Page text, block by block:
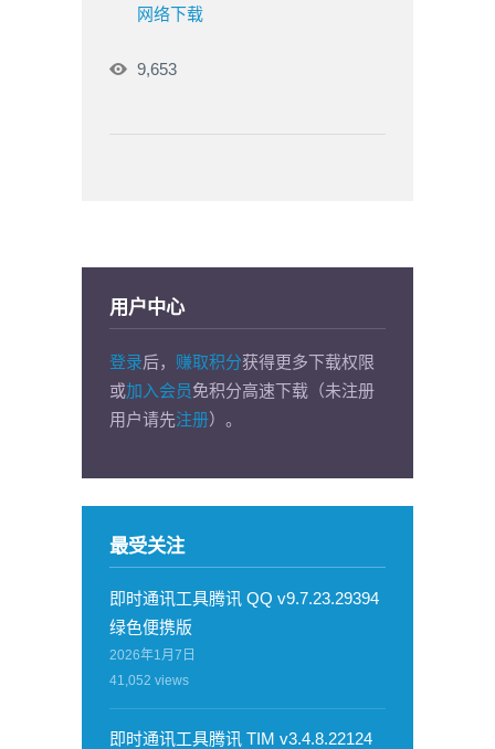
网络下载
9,653
用户中心
登录后， 赚取积分获得更多下载权限
或加入会员免积分高速下载（未注册
用户请先注册）。
最受关注
即时通讯工具腾讯 QQ v9.7.23.29394
绿色便携版
2026年1月7日
41,052 views
即时通讯工具腾讯 TIM v3.4.8.22124